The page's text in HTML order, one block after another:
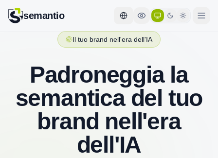
semantio
Il tuo brand nell'era dell'IA
Padroneggia la
semantica del tuo
brand nell'era
dell'IA